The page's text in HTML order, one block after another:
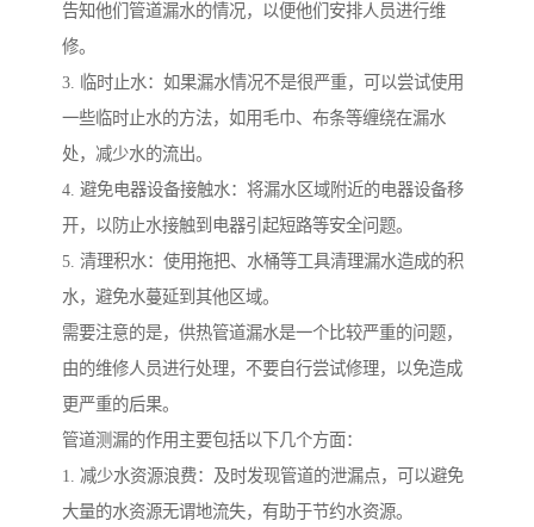
告知他们管道漏水的情况，以便他们安排人员进行维
修。
3. 临时止水：如果漏水情况不是很严重，可以尝试使用
一些临时止水的方法，如用毛巾、布条等缠绕在漏水
处，减少水的流出。
4. 避免电器设备接触水：将漏水区域附近的电器设备移
开，以防止水接触到电器引起短路等安全问题。
5. 清理积水：使用拖把、水桶等工具清理漏水造成的积
水，避免水蔓延到其他区域。
需要注意的是，供热管道漏水是一个比较严重的问题，
由的维修人员进行处理，不要自行尝试修理，以免造成
更严重的后果。
管道测漏的作用主要包括以下几个方面：
1. 减少水资源浪费：及时发现管道的泄漏点，可以避免
大量的水资源无谓地流失，有助于节约水资源。